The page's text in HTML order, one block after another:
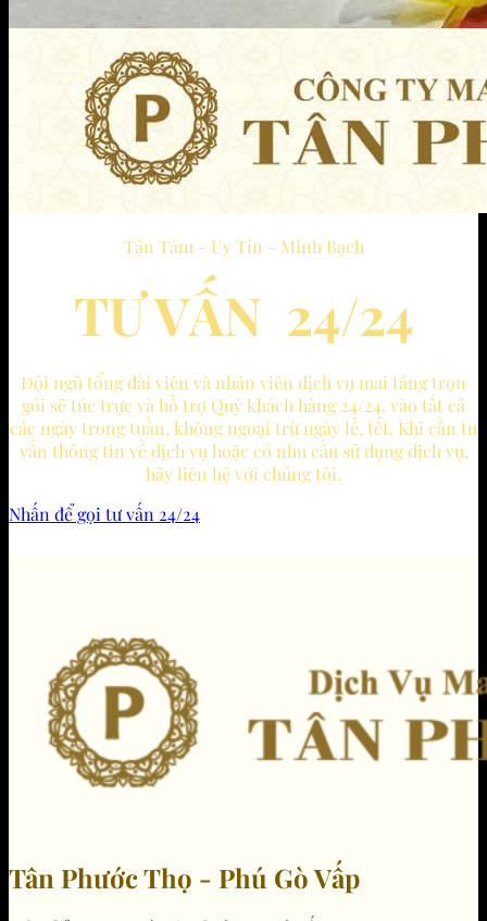
Tận Tâm - Uy Tín - Minh Bạch
TƯ VẤN 24/24
Đội ngũ tổng đài viên và nhân viên dịch vụ mai táng trọn
gói sẽ túc trực và hỗ trợ Quý khách hàng 24/24, vào tất cả
các ngày trong tuần, không ngoại trừ ngày lễ, tết. Khi cần tư
vấn thông tin về dịch vụ hoặc có nhu cầu sử dụng dịch vụ,
hãy liên hệ với chúng tôi.
Nhấn để gọi tư vấn 24/24
Tân Phước Thọ - Phú Gò Vấp